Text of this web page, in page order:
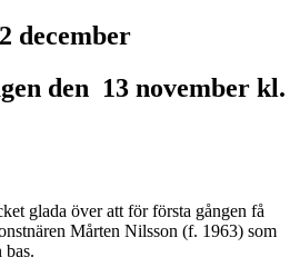
december
den 13 november kl.
glada över att för första gången få
Mårten Nilsson (f. 1963) som
bas.